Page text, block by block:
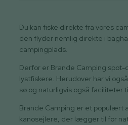
Du kan fiske direkte fra vores
den flyder nemlig direkte i
campingplads.
Derfor er Brande Camping spot-
lystfiskere. Herudover har vi
sø og naturligvis også faciliteter
Brande Camping er et populært
kanosejlere, der lægger til for